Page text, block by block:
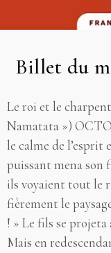
Billet du
Le roi et le
Namatata »)
le calme de
puissant mena son
ils voyaient tout le
fièrement le
! » Le fils se
Mais en